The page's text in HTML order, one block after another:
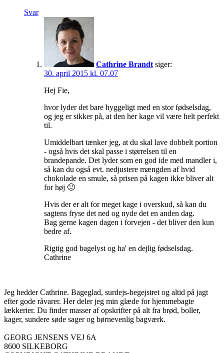
Svar
Cathrine Brandt siger:
30. april 2015 kl. 07.07
Hej Fie,
hvor lyder det bare hyggeligt med en stor fødselsdag,
og jeg er sikker på, at den her kage vil være helt perfekt
til.
Umiddelbart tænker jeg, at du skal lave dobbelt portion
- også hvis det skal passe i størrelsen til en
brandepande. Det lyder som en god ide med mandler i,
så kan du også evt. nedjustere mængden af hvid
chokolade en smule, så prisen på kagen ikke bliver alt
for høj 🙂
Hvis der er alt for meget kage i overskud, så kan du
sagtens fryse det ned og nyde det en anden dag.
Bag gerne kagen dagen i forvejen - det bliver den kun
bedre af.
Rigtig god bagelyst og ha' en dejlig fødselsdag.
Cathrine
Jeg hedder Cathrine. Bageglad, surdejs-begejstret og altid på jagt
efter gode råvarer. Her deler jeg min glæde for hjemmebagte
lækkerier. Du finder masser af opskrifter på alt fra brød, boller,
kager, sundere søde sager og børnevenlig bagværk.
GEORG JENSENS VEJ 6A
8600 SILKEBORG